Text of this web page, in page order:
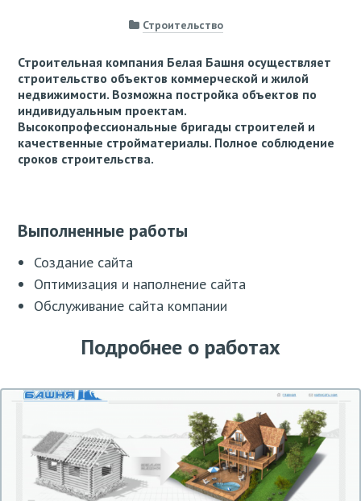
Строительство
Строительная компания Белая Башня осуществляет
строительство объектов коммерческой и жилой
недвижимости. Возможна постройка объектов по
индивидуальным проектам.
Высокопрофессиональные бригады строителей и
качественные стройматериалы. Полное соблюдение
сроков строительства.
Выполненные работы
Создание сайта
Оптимизация и наполнение сайта
Обслуживание сайта компании
Подробнее о работах